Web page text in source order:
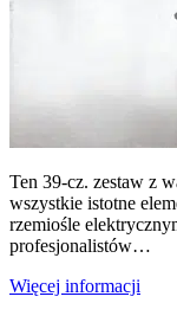
Ten 39-cz. zestaw z
wszystkie istotne
rzemiośle
profesjonalistów…
Więcej informacji